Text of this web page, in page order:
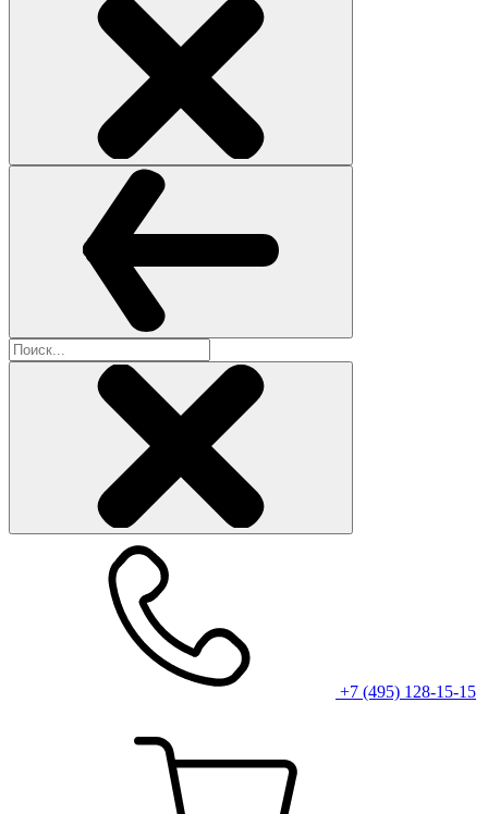
+7 (495) 128-15-15